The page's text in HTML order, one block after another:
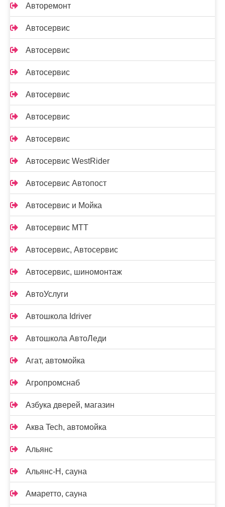
Авторемонт
Автосервис
Автосервис
Автосервис
Автосервис
Автосервис
Автосервис
Автосервис WestRider
Автосервис Автопост
Автосервис и Мойка
Автосервис МТТ
Автосервис, Автосервис
Автосервис, шиномонтаж
АвтоУслуги
Автошкола Idriver
Автошкола АвтоЛеди
Агат, автомойка
Агропромснаб
Азбука дверей, магазин
Аква Tech, автомойка
Альянс
Альянс-Н, сауна
Амаретто, сауна